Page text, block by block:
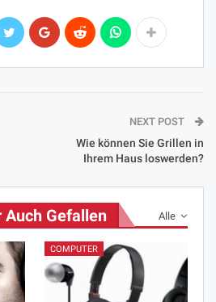
NEXT POST
Wie können Sie Grillen in
Ihrem Haus loswerden?
Alle
Auch Gefallen
COMPUTER